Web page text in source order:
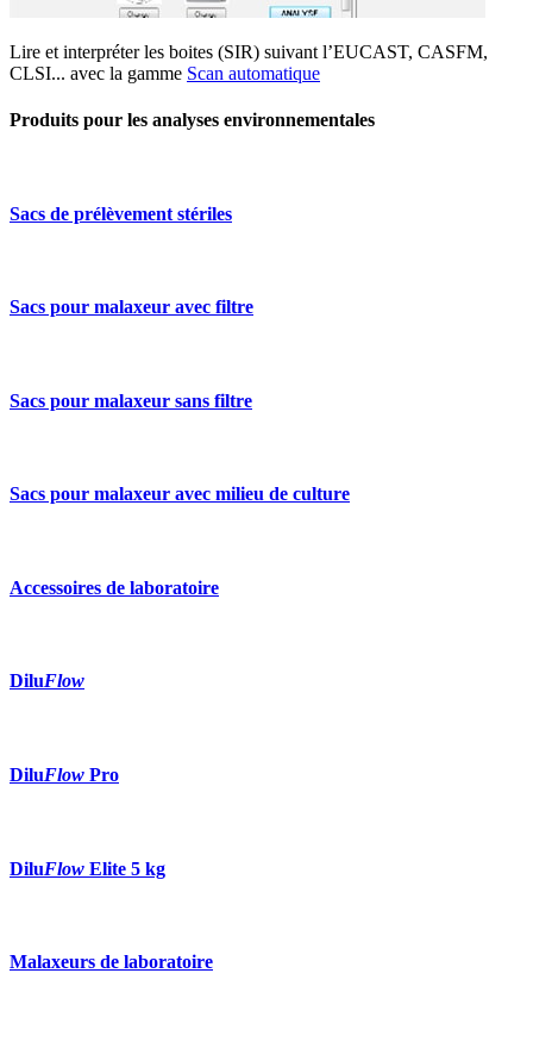
Lire et interpréter les boites (SIR) suivant l’EUCAST, CASFM,
CLSI... avec la gamme Scan automatique
Produits pour les analyses environnementales
Sacs de prélèvement stériles
Sacs pour malaxeur avec filtre
Sacs pour malaxeur sans filtre
Sacs pour malaxeur avec milieu de culture
Accessoires de laboratoire
DiluFlow
DiluFlow Pro
DiluFlow Elite 5 kg
Malaxeurs de laboratoire